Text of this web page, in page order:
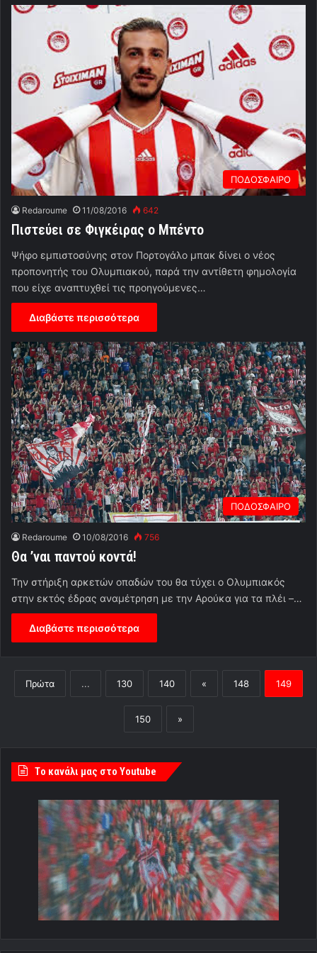
ΠΟΔΟΣΦΑΙΡΟ
Redaroume 11/08/2016 642
Πιστεύει σε Φιγκέιρας ο Μπέντο
Ψήφο εμπιστοσύνης στον Πορτογάλο μπακ δίνει ο νέος
προπονητής του Ολυμπιακού, παρά την αντίθετη φημολογία
που είχε αναπτυχθεί τις προηγούμενες…
Διαβάστε περισσότερα
ΠΟΔΟΣΦΑΙΡΟ
Redaroume 10/08/2016 756
Θα ’ναι παντού κοντά!
Την στήριξη αρκετών οπαδών του θα τύχει ο Ολυμπιακός
στην εκτός έδρας αναμέτρηση με την Αρούκα για τα πλέι –…
Διαβάστε περισσότερα
Πρώτα ... 130 140 « 148 149
150 »
Tο κανάλι μας στο Youtube